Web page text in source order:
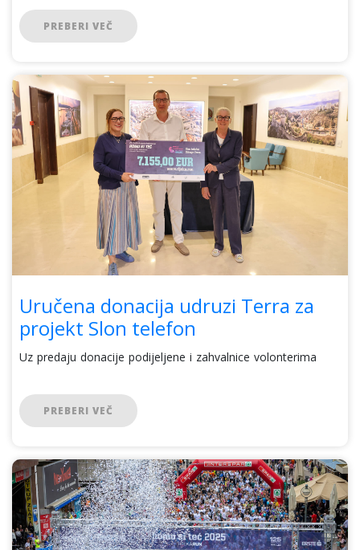
PREBERI VEČ
Uručena donacija udruzi Terra za
projekt Slon telefon
Uz predaju donacije podijeljene i zahvalnice volonterima
PREBERI VEČ